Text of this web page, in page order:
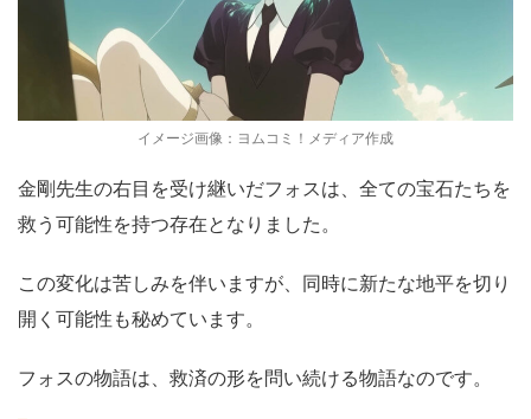
イメージ画像：ヨムコミ！メディア作成
金剛先生の右目を受け継いだフォスは、全ての宝石たちを
救う可能性を持つ存在となりました。
この変化は苦しみを伴いますが、同時に新たな地平を切り
開く可能性も秘めています。
フォスの物語は、救済の形を問い続ける物語なのです。